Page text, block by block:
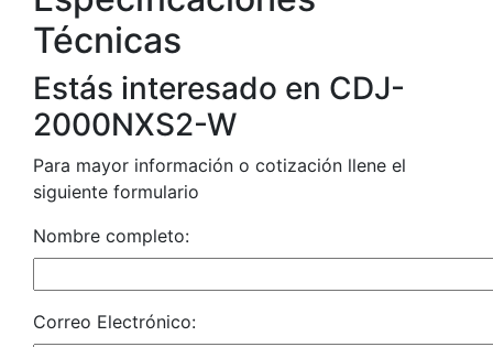
Técnicas
Estás interesado en CDJ-
2000NXS2-W
Para mayor información o cotización llene el
siguiente formulario
Nombre completo:
Correo Electrónico: